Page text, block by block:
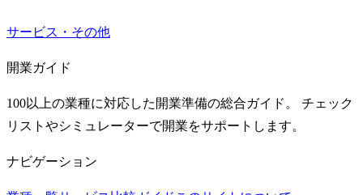
サービス・その他
開業ガイド
100以上の業種に対応した開業準備の総合ガイド。 チェック
リストやシミュレーターで開業をサポートします。
ナビゲーション